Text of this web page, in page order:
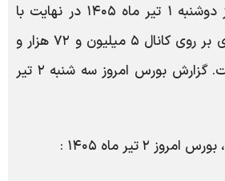
شاخص کل بورس روز دوشنبه ۱ تیر ماه ۱۴۰۵ در نهایت با
کاهش ۵۳۳۹۷ واحدی بر روی کانال ۵ میلیون و ۷۲ هزار و
۵۷۶ واحدی آرام گرفت. گزارش بورس امروز سه شنبه ۲ تیر
، بورس امروز ۲ تیر ماه ۱۴۰۵ :